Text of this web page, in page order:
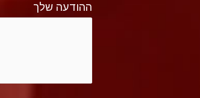
ההודעה שלך